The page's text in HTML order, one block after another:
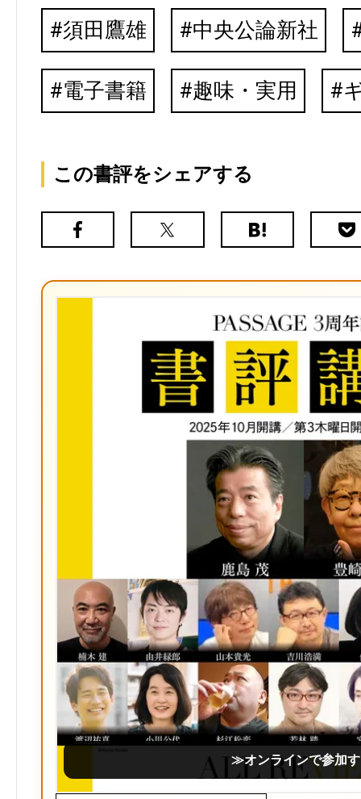
須田鷹雄 中央公論新社
電子書籍 趣味・実用
この書評をシェアする
Facebook
X（旧
は
ク
マ
ー
ク
≫オンラインで参加